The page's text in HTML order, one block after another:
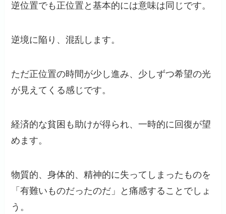
逆位置でも正位置と基本的には意味は同じです。
逆境に陥り、混乱します。
ただ正位置の時間が少し進み、少しずつ希望の光
が見えてくる感じです。
経済的な貧困も助けが得られ、一時的に回復が望
めます。
物質的、身体的、精神的に失ってしまったものを
「有難いものだったのだ」と痛感することでしょ
う。